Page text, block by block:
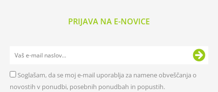
PRIJAVA NA E-NOVICE
Soglašam, da se moj e-mail uporablja za namene obveščanja o
novostih v ponudbi, posebnih ponudbah in popustih.